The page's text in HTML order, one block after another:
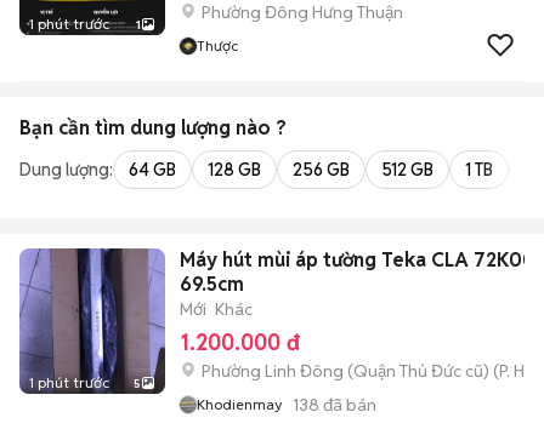
1 phút trước 1
Phường Đông Hưng Thuận
Thược
Bạn cần tìm dung lượng nào ?
Dung lượng: 64 GB 128 GB 256 GB 512 GB 1 TB
1 phút trước 5
Máy hút mùi áp tường Teka CLA
69.5cm
Mới Khác
1.200.000 đ
Phường Linh Đông (Quận Thủ Đức cũ) (P.
Khodienmay 138 đã bán